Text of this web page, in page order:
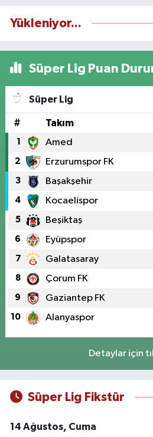
Yükleniyor...
Süper Lig Puan
Süper Lig
# Takım
1 Amed
2 Erzurumspor FK
3 Başakşehir
4 Kocaelispor
5 Beşiktaş
6 Eyüpspor
7 Galatasaray
8 Çorum FK
9 Gaziantep FK
10 Alanyaspor
Detaylar için
Süper Lig Fikstür
14 Ağustos, Cuma